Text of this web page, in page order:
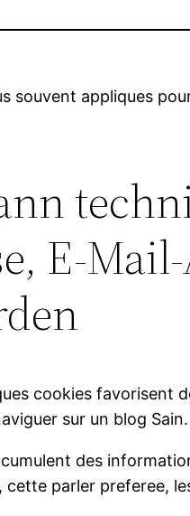
souvent appliques
E-
cookies favorisent
sur un blog Sain.
des
cette parler preferee,